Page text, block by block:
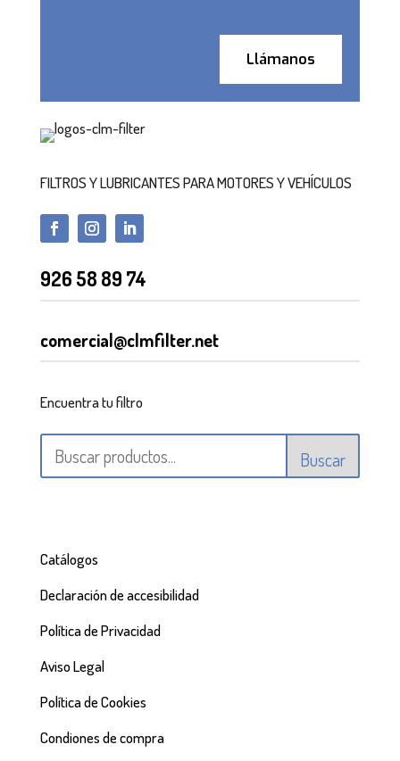
Llámanos
FILTROS Y LUBRICANTES PARA MOTORES Y VEHÍCULOS
926 58 89 74
comercial@clmfilter.net
Encuentra tu filtro
Buscar
Catálogos
Declaración de accesibilidad
Política de Privacidad
Aviso Legal
Política de Cookies
Condiones de compra